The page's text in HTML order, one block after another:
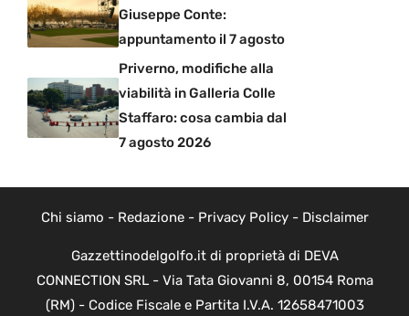
Giuseppe Conte:
appuntamento il 7 agosto
Priverno, modifiche alla
viabilità in Galleria Colle
Staffaro: cosa cambia dal
7 agosto 2026
Chi siamo - Redazione- Privacy Policy- Disclaimer
Gazzettinodelgolfo.it di proprietà di DEVA
CONNECTION SRL - Via Tata Giovanni 8, 00154 Roma
(RM) - Codice Fiscale e Partita I.V.A. 12658471003